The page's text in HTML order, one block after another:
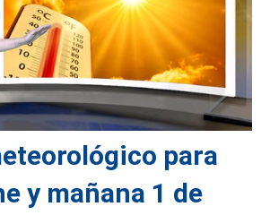
para
y mañana 1 de